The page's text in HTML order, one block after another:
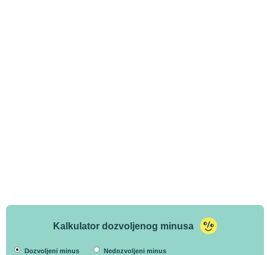
Kalkulator dozvoljenog minusa
Dozvoljeni minus Nedozvoljeni minus